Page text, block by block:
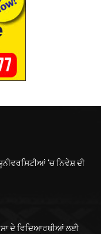
‘ਚ ਨਿਵੇਸ਼ ਦੀ
ਦੇ ਵਿਦਿਆਰਥੀਆਂ ਲਈ